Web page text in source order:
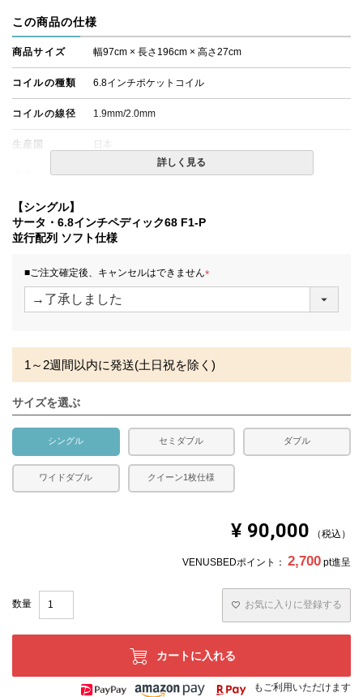
この商品の仕様
商品サイズ 幅97cm × 長さ196cm × 高さ27cm
コイルの種類 6.8インチポケットコイル
コイルの線径 1.9mm/2.0mm
生産国 日本
・価格はマットレス単体購入の金額です。
発生する場合がございます。また、発送予定も変更になる
場合があります。
詳しく見る
【シングル】
サータ・6.8インチペディック68 F1-P
並行配列 ソフト仕様
■ご注文確定後、キャンセルはできません
(
1～2週間以内に発送(土日祝を除く)
サイズを選ぶ
シングル セミダブル ダブル
ワイドダブル クイーン1枚仕様
¥ 90,000 税込
VENUSBEDポイント： 2,700 pt進呈
お気に入りに登録する
カートに入れる
もご利用いただけます